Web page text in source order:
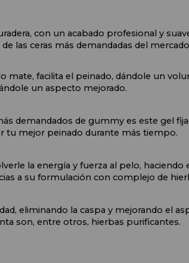
con un acabado profesional y
las ceras más demandadas del
mate, facilita el peinado, dándole un
un aspecto mejorado.
demandados de gummy es este gel
tu mejor peinado durante más tiempo.
la energía y fuerza al pelo,
a su formulación con complejo de
eliminando la caspa y mejorando el
son, entre otros, hierbas purificantes.